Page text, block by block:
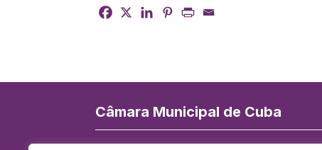
Câmara Municipal de Cuba